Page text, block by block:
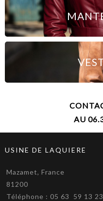
AU
USINE DE LAQUIERE
Mazamet, France
81200
Téléphone : 05 63 59 13 23